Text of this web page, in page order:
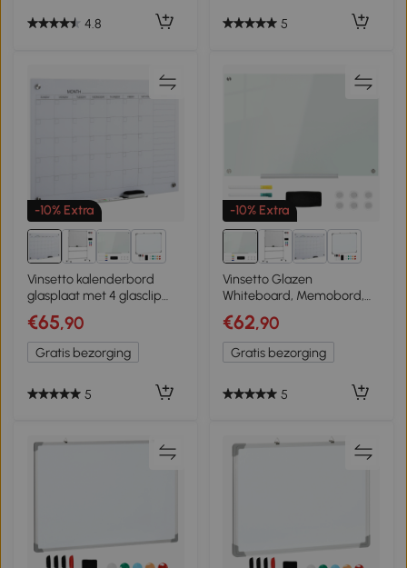
4.8
Verrijdbaar voor Kantoor en
5
-10% Extra
1+
Vinsetto kalenderbord
glasplaat met 4 glasclip
markers gum aluminium
pennenhouder
magneetbord voor
maandplanning
planbord wit 90 x 60 x 0,2
€65,90
Gratis bezorging
5
-10% Extra
Vinsetto Glazen
Whiteboard, Memobord,
Whiteboard, 4 stiften, 6
magneten, 1 spons, 1
houder, Wit
€62,90
Gratis bezorging
5